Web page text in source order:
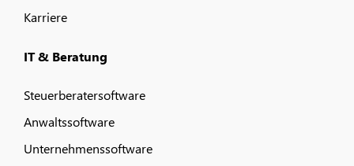
Karriere
IT & Beratung
Steuerberatersoftware
Anwaltssoftware
Unternehmenssoftware